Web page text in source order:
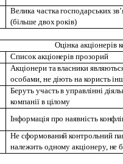
Велика частка господарських
(більше двох років)
Оцінка акціонерів
Список акціонерів прозорий
Акціонери та власники
особами, не діють на користь
Беруть участь в управлінні
компанії в цілому
Інформація про наявність
Не сформований контрольний
належить одному акціонеру, не